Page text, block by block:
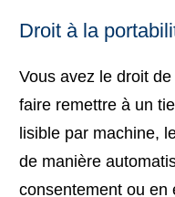
Droit à la
Vous avez le droit
faire remettre à un
lisible par machine,
de manière
consentement ou en